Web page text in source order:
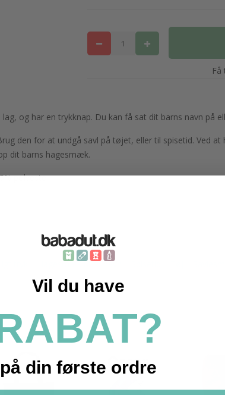
Få
og har en trykknap. Du kan få sat dit barns navn på
den for at undgå savl på tøjet, eller til spisetid. Ved
dit barns hagesmæk.
polyester.
Hagesmæk med navn
Vil du have
på din første ordre